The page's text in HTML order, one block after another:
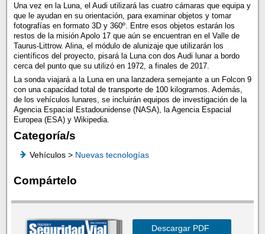
Una vez en la Luna, el Audi utilizará las cuatro cámaras que equipa y
que le ayudan en su orientación, para examinar objetos y tomar
fotografías en formato 3D y 360º. Entre esos objetos estarán los
restos de la misión Apolo 17 que aún se encuentran en el Valle de
Taurus-Littrow. Alina, el módulo de alunizaje que utilizarán los
científicos del proyecto, pisará la Luna con dos Audi lunar a bordo
cerca del punto que su utilizó en 1972, a finales de 2017.
La sonda viajará a la Luna en una lanzadera semejante a un Folcon 9
con una capacidad total de transporte de 100 kilogramos. Además,
de los vehículos lunares, se incluirán equipos de investigación de la
Agencia Espacial Estadounidense (NASA), la Agencia Espacial
Europea (ESA) y Wikipedia.
Categoría/s
Vehículos > Nuevas tecnologías
Compártelo
Descargar PDF